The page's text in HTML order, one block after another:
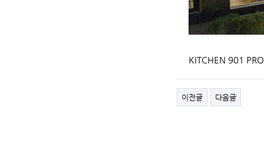
KITCHEN 901
이전글 다음글